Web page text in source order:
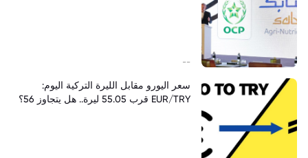
--
سعر اليورو مقابل الليرة التركية اليوم:
EUR/TRY قرب 55.05 ليرة.. هل يتجاوز 56؟